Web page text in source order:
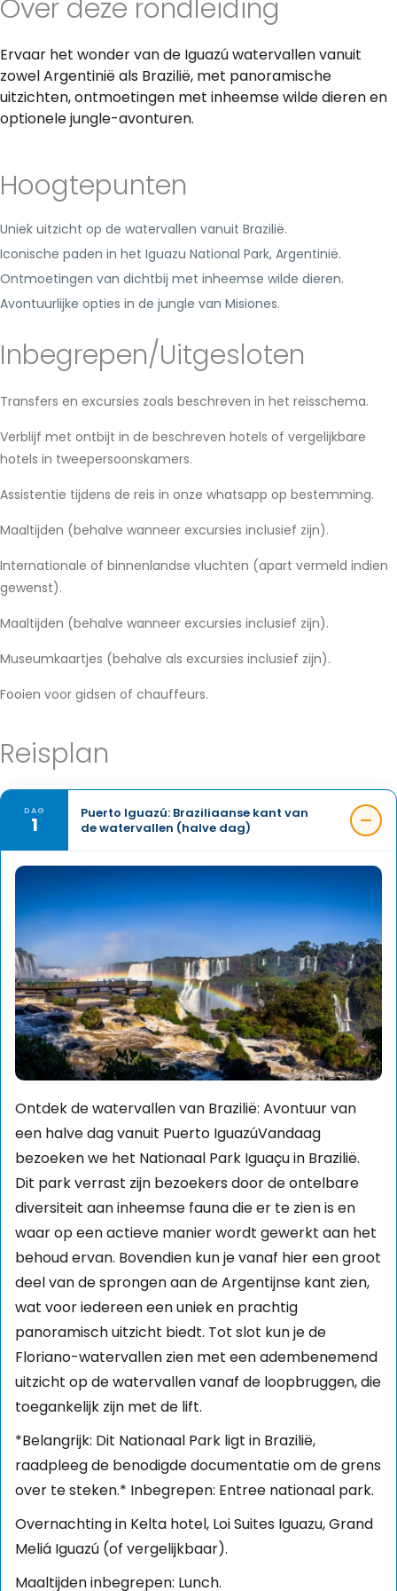
Over deze rondleiding
Ervaar het wonder van de Iguazú watervallen vanuit
zowel Argentinië als Brazilië, met panoramische
uitzichten, ontmoetingen met inheemse wilde dieren en
optionele jungle-avonturen.
Hoogtepunten
Uniek uitzicht op de watervallen vanuit Brazilië.
Iconische paden in het Iguazu National Park, Argentinië.
Ontmoetingen van dichtbij met inheemse wilde dieren.
Avontuurlijke opties in de jungle van Misiones.
Inbegrepen/Uitgesloten
Transfers en excursies zoals beschreven in het reisschema.
Verblijf met ontbijt in de beschreven hotels of vergelijkbare
hotels in tweepersoonskamers.
Assistentie tijdens de reis in onze whatsapp op bestemming.
Maaltijden (behalve wanneer excursies inclusief zijn).
Internationale of binnenlandse vluchten (apart vermeld indien
gewenst).
Maaltijden (behalve wanneer excursies inclusief zijn).
Museumkaartjes (behalve als excursies inclusief zijn).
Fooien voor gidsen of chauffeurs.
Reisplan
DAG
1
Puerto Iguazú: Braziliaanse kant van
de watervallen (halve dag)
Ontdek de watervallen van Brazilië: Avontuur van
een halve dag vanuit Puerto IguazúVandaag
bezoeken we het Nationaal Park Iguaçu in Brazilië.
Dit park verrast zijn bezoekers door de ontelbare
diversiteit aan inheemse fauna die er te zien is en
waar op een actieve manier wordt gewerkt aan het
behoud ervan. Bovendien kun je vanaf hier een groot
deel van de sprongen aan de Argentijnse kant zien,
wat voor iedereen een uniek en prachtig
panoramisch uitzicht biedt. Tot slot kun je de
Floriano-watervallen zien met een adembenemend
uitzicht op de watervallen vanaf de loopbruggen, die
toegankelijk zijn met de lift.
*Belangrijk: Dit Nationaal Park ligt in Brazilië,
raadpleeg de benodigde documentatie om de grens
over te steken.* Inbegrepen: Entree nationaal park.
Overnachting in Kelta hotel, Loi Suites Iguazu, Grand
Meliá Iguazú (of vergelijkbaar).
Maaltijden inbegrepen: Lunch.